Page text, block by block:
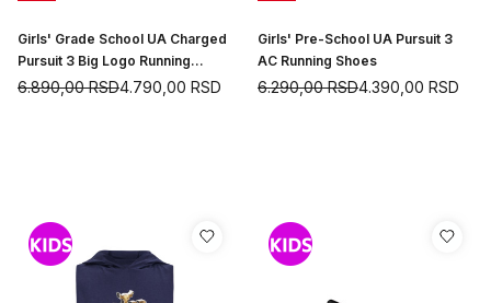
Girls' Grade School UA Charged
Pursuit 3 Big Logo Running
Shoes
4.790,00 RSD
6.890,00RSD
Girls' Pre-School UA Pursuit 3
AC Running Shoes
4.390,00 RSD
6.290,00RSD